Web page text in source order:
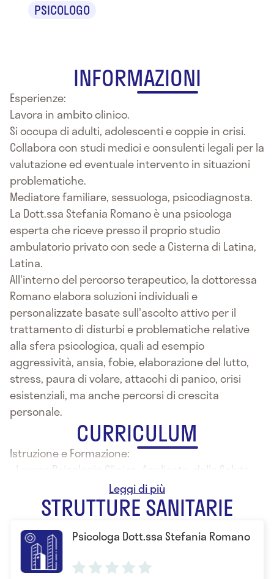
PSICOLOGO
INFORMAZIONI
Esperienze:
Lavora in ambito clinico.
Si occupa di adulti, adolescenti e coppie in crisi.
Collabora con studi medici e consulenti legali per la
valutazione ed eventuale intervento in situazioni
problematiche.
Mediatore familiare, sessuologa, psicodiagnosta.
La Dott.ssa Stefania Romano è una psicologa
esperta che riceve presso il proprio studio
ambulatorio privato con sede a Cisterna di Latina,
Latina.
All'interno del percorso terapeutico, la dottoressa
Romano elabora soluzioni individuali e
personalizzate basate sull'ascolto attivo per il
trattamento di disturbi e problematiche relative
alla sfera psicologica, quali ad esempio
aggressività, ansia, fobie, elaborazione del lutto,
stress, paura di volare, attacchi di panico, crisi
esistenziali, ma anche percorsi di crescita
personale.
CURRICULUM
Istruzione e Formazione:
- Laurea Psicologia Clinica, Applicata, della Salute
- Specializzazione Psicoterapia Strategica
STRUTTURE SANITARIE
Psicologa Dott.ssa Stefania Romano